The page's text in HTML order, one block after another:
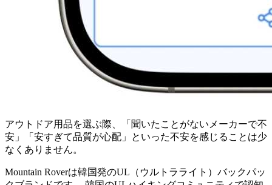
アウトドア用品を選ぶ際、「聞いたことがないメーカーで不
安」「安すぎて品質が心配」といった不安を感じることは少
なくありません。
Mountain Roverは韓国発のUL（ウルトラライト）バックパッ